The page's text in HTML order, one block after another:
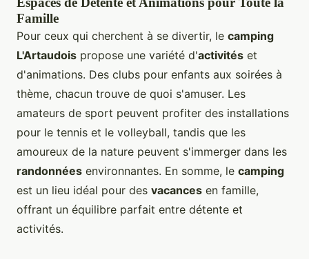
Famille
Pour ceux qui cherchent à se divertir, le camping
L'Artaudois propose une variété d'activités et
d'animations. Des clubs pour enfants aux soirées à
thème, chacun trouve de quoi s'amuser. Les
amateurs de sport peuvent profiter des installations
pour le tennis et le volleyball, tandis que les
amoureux de la nature peuvent s'immerger dans les
randonnées environnantes. En somme, le camping
est un lieu idéal pour des vacances en famille,
offrant un équilibre parfait entre détente et
activités.